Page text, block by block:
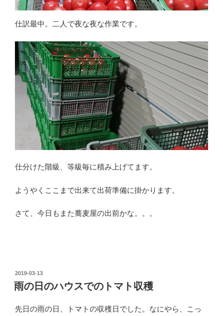
仕訳最中。二人で夜な夜な作業です。
仕分けた階級、等級毎に積み上げてます。
ようやくここまで出来て出荷準備に掛かります。
さて、今日もまた蕎麦屋の出前かな。。。
投
稿
日:
2019-03-13
雨の日のハウスでのトマト収穫
先日の雨の日、トマトの収穫日でした。なにやら、こっ